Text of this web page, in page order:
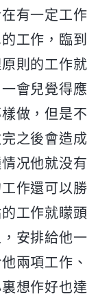
有一定工作
工作，臨到
則的工作就
會兒覺得應
做，但是不
之後會造成
况他就没有
作還可以勝
工作就矇頭
安排給他一
兩項工作、
想作好也達